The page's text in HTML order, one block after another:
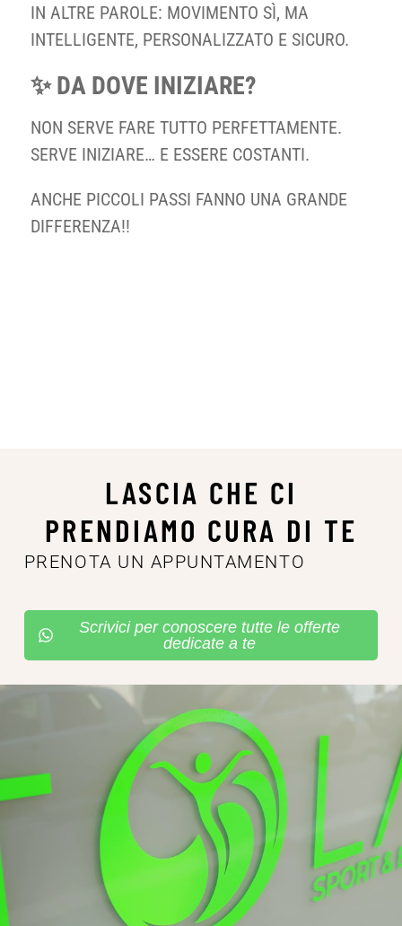
IN ALTRE PAROLE: MOVIMENTO SÌ, MA
INTELLIGENTE, PERSONALIZZATO E SICURO.
✨ DA DOVE INIZIARE?
NON SERVE FARE TUTTO PERFETTAMENTE.
SERVE INIZIARE… E ESSERE COSTANTI.
ANCHE PICCOLI PASSI FANNO UNA GRANDE
DIFFERENZA!!
LASCIA CHE CI
PRENDIAMO CURA DI TE
PRENOTA UN APPUNTAMENTO
Scrivici per conoscere tutte le offerte
dedicate a te